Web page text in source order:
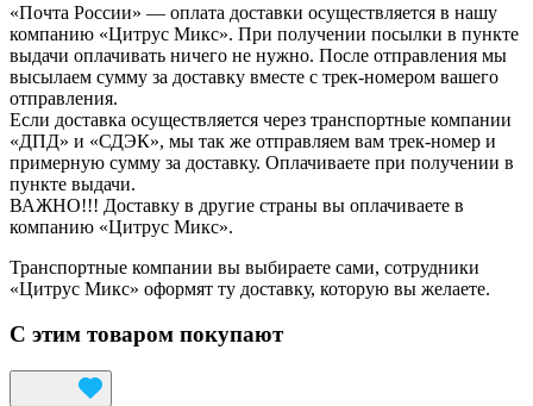
«Почта России» — оплата доставки осуществляется в нашу
компанию «Цитрус Микс». При получении посылки в пункте
выдачи оплачивать ничего не нужно. После отправления мы
высылаем сумму за доставку вместе с трек-номером вашего
отправления.
Если доставка осуществляется через транспортные компании
«ДПД» и «СДЭК», мы так же отправляем вам трек-номер и
примерную сумму за доставку. Оплачиваете при получении в
пункте выдачи.
ВАЖНО!!! Доставку в другие страны вы оплачиваете в
компанию «Цитрус Микс».
Транспортные компании вы выбираете сами, сотрудники
«Цитрус Микс» оформят ту доставку, которую вы желаете.
С этим товаром покупают